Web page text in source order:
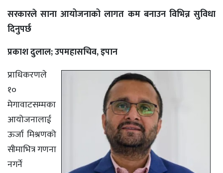
सरकारले साना आयोजनाको लागत कम बनाउन विभिन्न सुविधा
दिनुपर्छ
प्रकाश दुलाल; उपमहासचिव, इपान
प्राधिकरणले
१०
मेगावाटसम्मका
आयोजनालाई
ऊर्जा मिश्रणको
सीमाभित्र गणना
नगर्ने